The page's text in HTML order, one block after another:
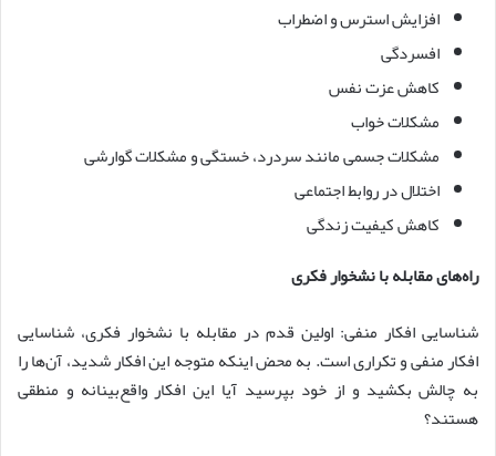
افزایش استرس و اضطراب
افسردگی
کاهش عزت نفس
مشکلات خواب
مشکلات جسمی مانند سردرد، خستگی و مشکلات گوارشی
اختلال در روابط اجتماعی
کاهش کیفیت زندگی
راه‌های مقابله با نشخوار فکری
شناسایی افکار منفی: اولین قدم در مقابله با نشخوار فکری، شناسایی
افکار منفی و تکراری است. به محض اینکه متوجه این افکار شدید، آن‌ها را
به چالش بکشید و از خود بپرسید آیا این افکار واقع‌بینانه و منطقی
هستند؟